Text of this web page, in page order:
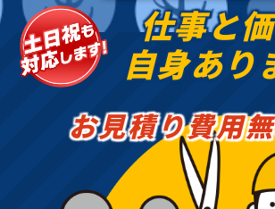
仕事と
自身あり
お見積り費用